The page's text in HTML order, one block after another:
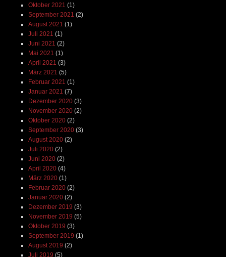
Oktober 2021 (1)
September 2021 (2)
August 2021 (1)
Juli 2021 (1)
Juni 2021 (2)
Mai 2021 (1)
April 2021 (3)
März 2021 (5)
Februar 2021 (1)
Januar 2021 (7)
Dezember 2020(3)
November 2020(2)
Oktober 2020(2)
September 2020(3)
August 2020(2)
Juli 2020(2)
Juni 2020(2)
April 2020(4)
März 2020(1)
Februar 2020(2)
Januar 2020(2)
Dezember 2019 (3)
November 2019 (5)
Oktober 2019 (3)
September 2019 (1)
August 2019 (2)
Juli 2019 (5)